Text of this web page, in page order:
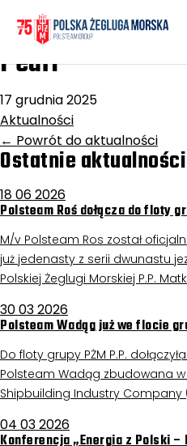
Homepage
Piotrków
Pearl
17 grudnia 2025
Aktualności
← Powrót do aktualności
Ostatnie aktualności
18 06 2026
Polsteam Roś dołącza do floty
M/v Polsteam Ros został
już jedenasty z serii dwunastu
Polskiej Żeglugi Morskiej P.P.
30 03 2026
Polsteam Wadąg już we flocie
Do floty grupy PŻM P.P.
Polsteam Wadąg zbudowana
Shipbuilding Industry Company
04 03 2026
Konferencja „Energia z Polski